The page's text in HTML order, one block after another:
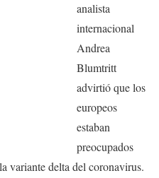
analista
internacional
Andrea
Blumtritt
advirtió que los
europeos
estaban
preocupados
variante delta del coronavirus.